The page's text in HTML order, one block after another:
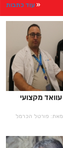
עוד כתבות
מקצועי
07.08.2026 מאת: פורטל הכרמל